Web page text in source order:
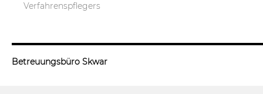
Verfahrenspflegers
Betreuungsbüro Skwar